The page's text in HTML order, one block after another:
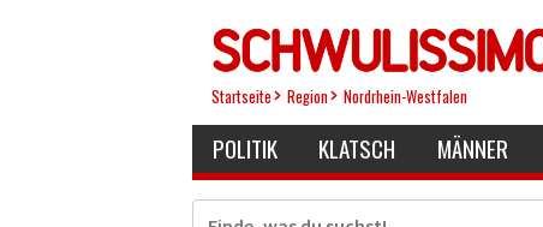
Startseite Region Nordrhein-Westfalen
POLITIK KLATSCH MÄNNER
Suche